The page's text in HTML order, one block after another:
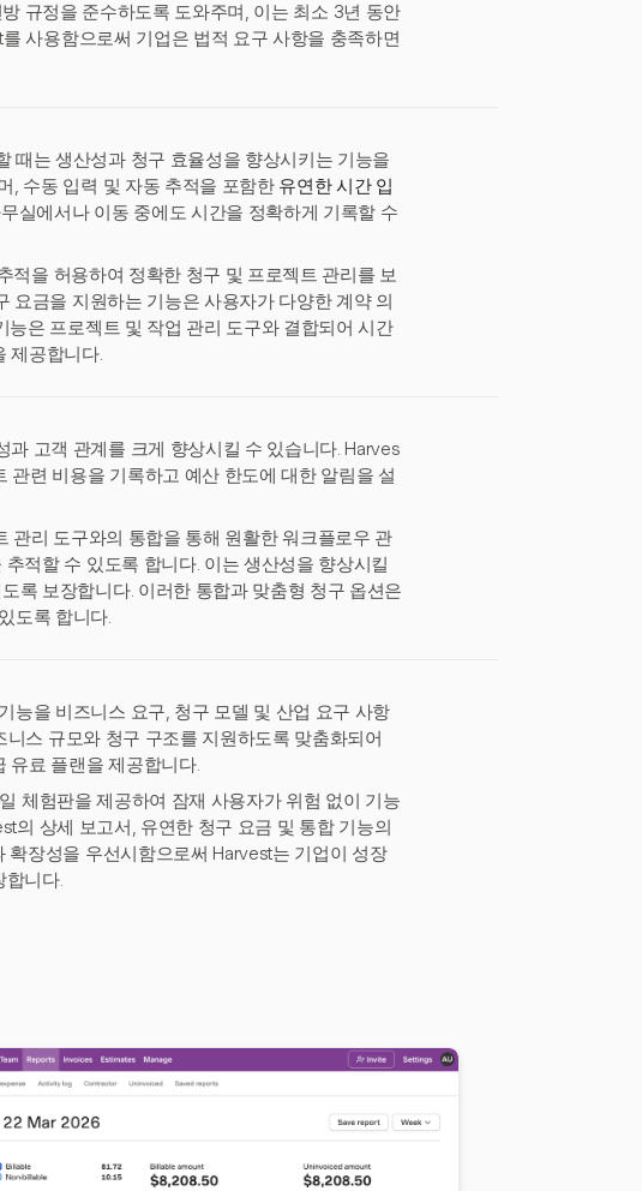
규정을 준수하도록 도와주며, 이는 최소 3년 동안
사용함으로써 기업은 법적 요구 사항을 충족하면
때는 생산성과 청구 효율성을 향상시키는 기능을
, 수동 입력 및 자동 추적을 포함한 유연한 시간 입
실에서나 이동 중에도 시간을 정확하게 기록할 수
적을 허용하여 정확한 청구 및 프로젝트 관리를 보
요금을 지원하는 기능은 사용자가 다양한 계약 의
은 프로젝트 및 작업 관리 도구와 결합되어 시간
제공합니다.
고객 관계를 크게 향상시킬 수 있습니다. Harves
련 비용을 기록하고 예산 한도에 대한 알림을 설
관리 도구와의 통합을 통해 원활한 워크플로우 관
적할 수 있도록 합니다. 이는 생산성을 향상시킬
록 보장합니다. 이러한 통합과 맞춤형 청구 옵션은
도록 합니다.
능을 비즈니스 요구, 청구 모델 및 산업 요구 사항
스 규모와 청구 구조를 지원하도록 맞춤화되어
유료 플랜을 제공합니다.
체험판을 제공하여 잠재 사용자가 위험 없이 기능
의 상세 보고서, 유연한 청구 요금 및 통합 기능의
장성을 우선시함으로써 Harvest는 기업이 성장
합니다.